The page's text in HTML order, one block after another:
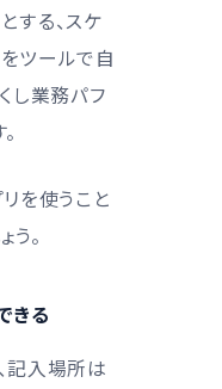
する、スケ
ツールで自
し業務パフ
を使うこと
。
きる
記入場所は